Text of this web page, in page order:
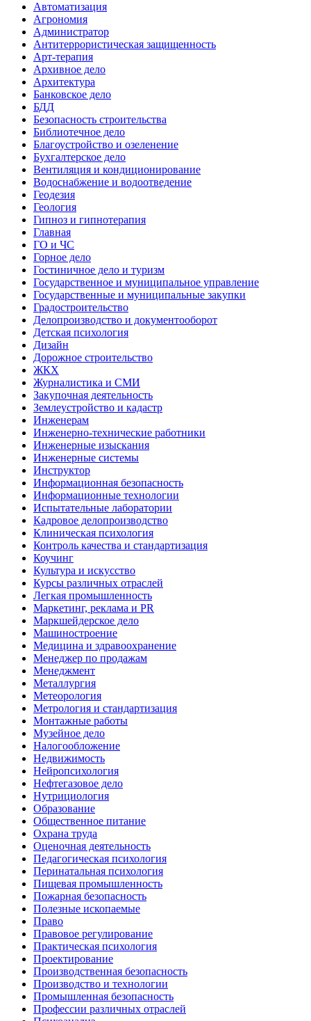
Автоматизация
Агрономия
Администратор
Антитеррористическая защищенность
Арт-терапия
Архивное дело
Архитектура
Банковское дело
БДД
Безопасность строительства
Библиотечное дело
Благоустройство и озеленение
Бухгалтерское дело
Вентиляция и кондиционирование
Водоснабжение и водоотведение
Геодезия
Геология
Гипноз и гипнотерапия
Главная
ГО и ЧС
Горное дело
Гостиничное дело и туризм
Государственное и муниципальное управление
Государственные и муниципальные закупки
Градостроительство
Делопроизводство и документооборот
Детская психология
Дизайн
Дорожное строительство
ЖКХ
Журналистика и СМИ
Закупочная деятельность
Землеустройство и кадастр
Инженерам
Инженерно-технические работники
Инженерные изыскания
Инженерные системы
Инструктор
Информационная безопасность
Информационные технологии
Испытательные лаборатории
Кадровое делопроизводство
Клиническая психология
Контроль качества и стандартизация
Коучинг
Культура и искусство
Курсы различных отраслей
Легкая промышленность
Маркетинг, реклама и PR
Маркшейдерское дело
Машиностроение
Медицина и здравоохранение
Менеджер по продажам
Менеджмент
Металлургия
Метеорология
Метрология и стандартизация
Монтажные работы
Музейное дело
Налогообложение
Недвижимость
Нейропсихология
Нефтегазовое дело
Нутрициология
Образование
Общественное питание
Охрана труда
Оценочная деятельность
Педагогическая психология
Перинатальная психология
Пищевая промышленность
Пожарная безопасность
Полезные ископаемые
Право
Правовое регулирование
Практическая психология
Проектирование
Производственная безопасность
Производство и технологии
Промышленная безопасность
Профессии различных отраслей